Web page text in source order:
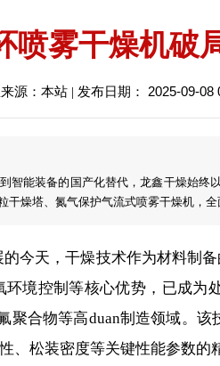
喷雾干燥机破
源：本站 | 发布日期： 2025-09-08
智能装备的国产化替代，龙鑫干燥始
塔、氮气保护气流式喷雾干燥机，
天，干燥技术作为材料制备
境控制等核心优势，已成
合物等高duan制造领域。
松装密度等关键性能参数的